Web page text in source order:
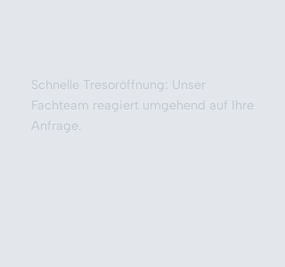
Schnelle Tresoröffnung: Unser
Fachteam reagiert umgehend auf Ihre
Anfrage.